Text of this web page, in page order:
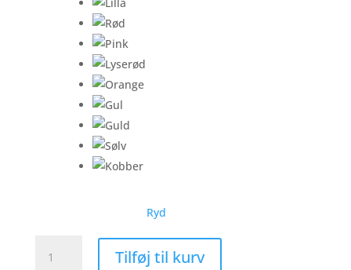
Ryd
Kugle
Tilføj til kurv